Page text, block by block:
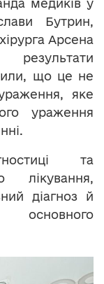
медиків у
Бутрин,
Арсена
що це не
яке
ураження
та
лікування,
діагноз й
основного